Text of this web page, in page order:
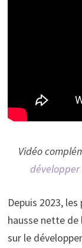
Vidéo
Depuis 2023,
hausse nette
sur le